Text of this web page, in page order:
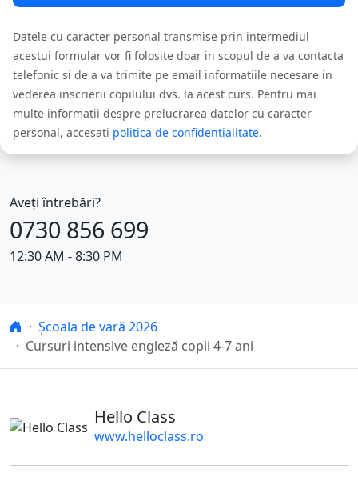
Datele cu caracter personal transmise prin intermediul
acestui formular vor fi folosite doar in scopul de a va contacta
telefonic si de a va trimite pe email informatiile necesare in
vederea inscrierii copilului dvs. la acest curs. Pentru mai
multe informatii despre prelucrarea datelor cu caracter
personal, accesati politica de confidentialitate.
Aveţi întrebări?
0730 856 699
12:30 AM - 8:30 PM
Hello Class
Școala de vară 2026
Cursuri intensive engleză copii 4-7 ani
Hello Class
www.helloclass.ro